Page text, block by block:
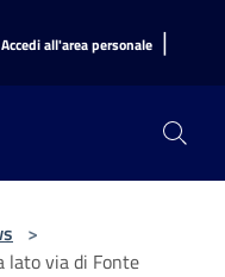
Accedi all'area personale |
>
lato via di Fonte